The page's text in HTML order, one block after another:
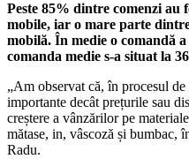
Peste 85% dintre comenzi au
mobile, iar o mare parte
mobilă. În medie o comandă
comanda medie s-a situat la
„Am observat că, în procesul
importante decât prețurile sau
creștere a vânzărilor pe
mătase, in, vâscoză și bumbac,
Radu.